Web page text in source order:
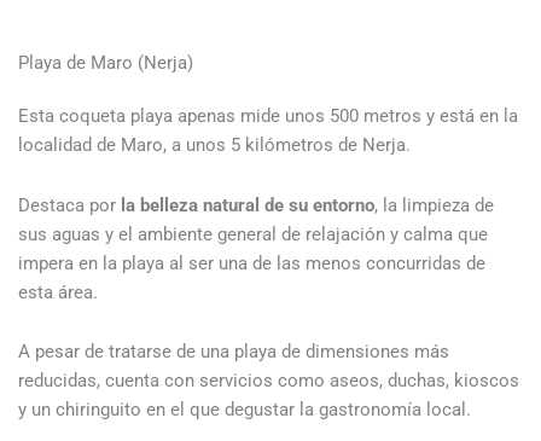
Playa de Maro (Nerja)
Esta coqueta playa apenas mide unos 500 metros y está en la
localidad de Maro, a unos 5 kilómetros de Nerja.
Destaca por la belleza natural de su entorno, la limpieza de
sus aguas y el ambiente general de relajación y calma que
impera en la playa al ser una de las menos concurridas de
esta área.
A pesar de tratarse de una playa de dimensiones más
reducidas, cuenta con servicios como aseos, duchas, kioscos
y un chiringuito en el que degustar la gastronomía local.